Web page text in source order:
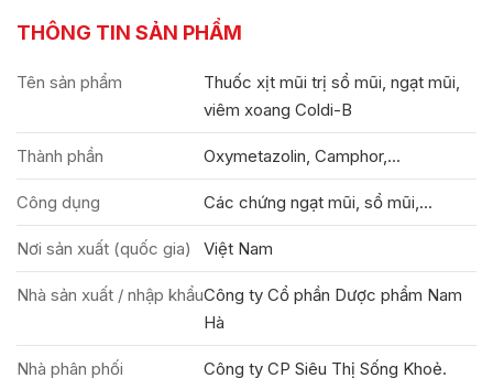
THÔNG TIN SẢN PHẨM
Tên sản phẩm
Thuốc xịt mũi trị sổ mũi, ngạt mũi,
viêm xoang Coldi-B
Thành phần Oxymetazolin, Camphor,...
Công dụng Các chứng ngạt mũi, sổ mũi,...
Nơi sản xuất (quốc gia) Việt Nam
Nhà sản xuất / nhập khẩuCông ty Cổ phần Dược phẩm Nam
Hà
Nhà phân phối Công ty CP Siêu Thị Sống Khoẻ.